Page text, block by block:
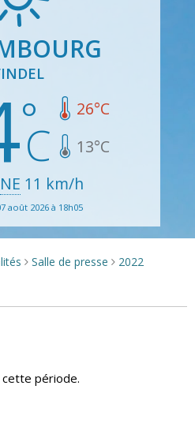
26°C
13°C
NE 11 km/h
août 2026 à 18h05
> Salle de presse > 2022
cette période.